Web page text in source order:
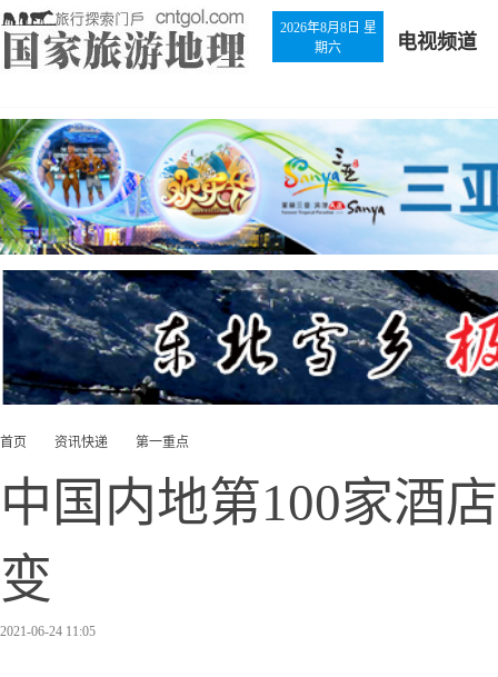
2026年8月8日 星
期六
电视频道
首页 资讯快递 第一重点
中国内地第100家酒
变
2021-06-24 11:05